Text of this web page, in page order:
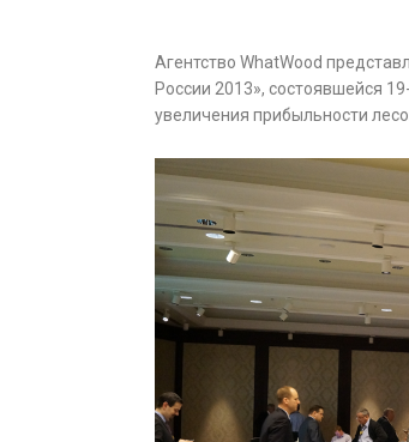
Агентство WhatWood
России 2013», состоявшейся
увеличения прибыльности